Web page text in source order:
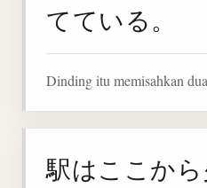
てている。
Dinding itu memisahkan
駅はここから